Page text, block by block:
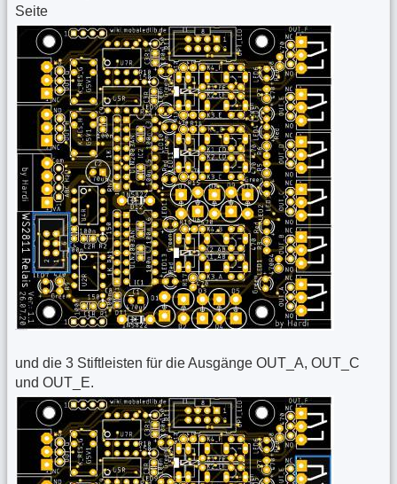
Seite
und die 3 Stiftleisten für die Ausgänge OUT_A, OUT_C
und OUT_E.